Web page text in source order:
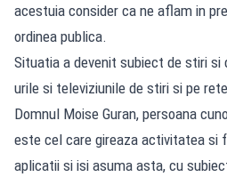
acestuia consider ca ne aflam in
ordinea publica.
Situatia a devenit subiect de stiri
urile si televiziunile de stiri si pe
Domnul Moise Guran, persoana
este cel care gireaza activitatea si
aplicatii si isi asuma asta, cu